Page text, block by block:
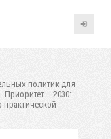
политик для
– 2030: